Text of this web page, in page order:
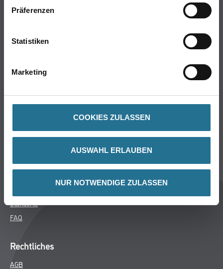
Präferenzen
Statistiken
Marketing
COOKIES ZULASSEN
AUSWAHL ERLAUBEN
NUR NOTWENDIGE ZULASSEN
Putze- und Spachtelmassen
Wand- & Deckenbeläge
Winkler & Gräbner
Services
Standorte
FAQ
Rechtliches
AGB